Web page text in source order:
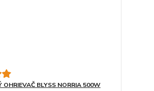
OHRIEVAČ BLYSS NORRIA 500W